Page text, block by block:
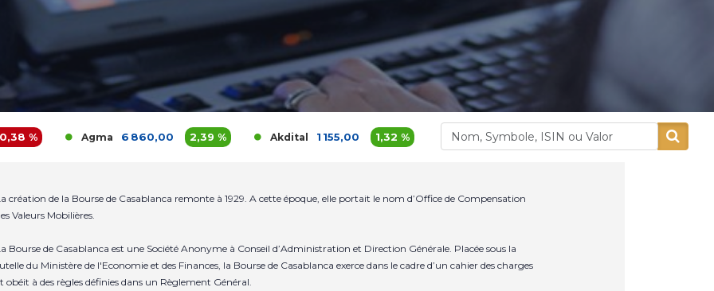
Agma 6 860,00 2,39 % Akdital 1 155,00 1,32 % Alliances 380,00 0,8 % Aluminium Maroc
création de la Bourse de Casablanca remonte à 1929. A cette époque, elle portait le nom d’Office de Compensation
Valeurs Mobilières.
Bourse de Casablanca est une Société Anonyme à Conseil d’Administration et Direction Générale. Placée sous la
du Ministère de l'Economie et des Finances, la Bourse de Casablanca exerce dans le cadre d’un cahier des charges
obéit à des règles définies dans un Règlement Général.